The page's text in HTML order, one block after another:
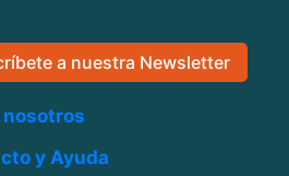
a nuestra Newsletter
nosotros
y Ayuda